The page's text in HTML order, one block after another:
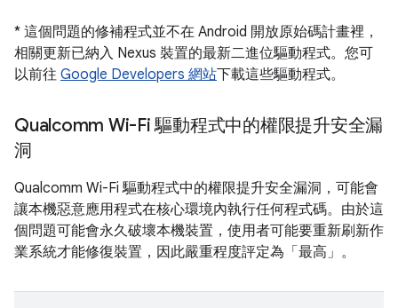
* 這個問題的修補程式並不在 Android 開放原始碼計畫裡，
相關更新已納入 Nexus 裝置的最新二進位驅動程式。您可
以前往 Google Developers 網站下載這些驅動程式。
Qualcomm Wi-Fi 驅動程式中的權限提升安全漏
洞
Qualcomm Wi-Fi 驅動程式中的權限提升安全漏洞，可能會
讓本機惡意應用程式在核心環境內執行任何程式碼。由於這
個問題可能會永久破壞本機裝置，使用者可能要重新刷新作
業系統才能修復裝置，因此嚴重程度評定為「最高」。